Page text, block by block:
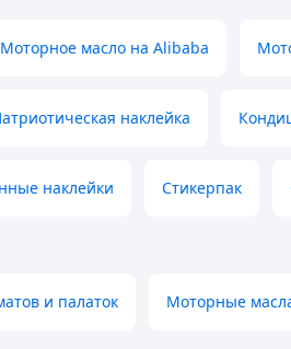
Моторное масло на Alibaba
наклейка
наклейки Стикерпак
и палаток Моторные